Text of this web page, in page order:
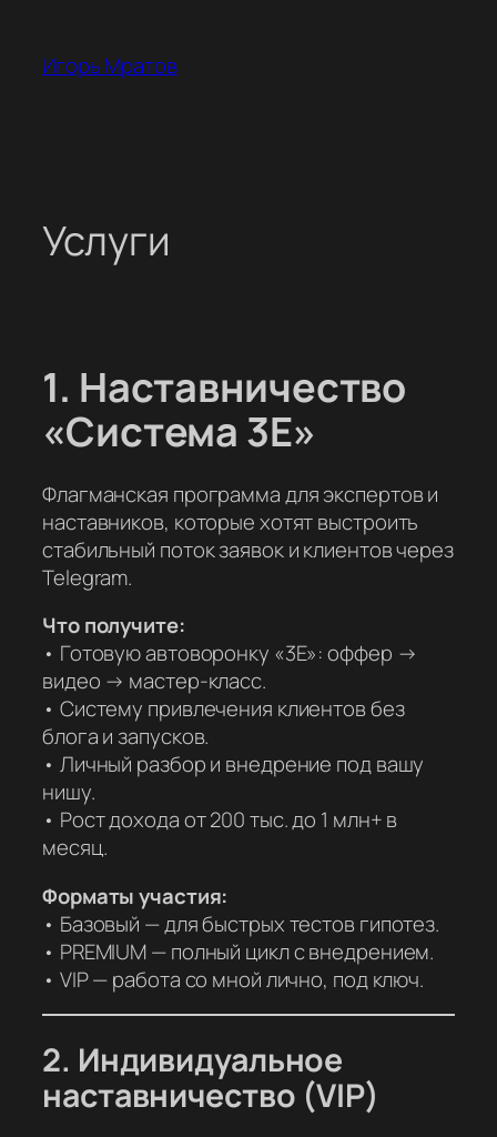
содержимому
Игорь Мратов
Услуги
1. Наставничество
«Система 3Е»
Флагманская программа для экспертов и
наставников, которые хотят выстроить
стабильный поток заявок и клиентов через
Telegram.
Что получите:
• Готовую автоворонку «3Е»: оффер →
видео → мастер-класс.
• Систему привлечения клиентов без
блога и запусков.
• Личный разбор и внедрение под вашу
нишу.
• Рост дохода от 200 тыс. до 1 млн+ в
месяц.
Форматы участия:
• Базовый — для быстрых тестов гипотез.
• PREMIUM — полный цикл с внедрением.
• VIP — работа со мной лично, под ключ.
2. Индивидуальное
наставничество (VIP)